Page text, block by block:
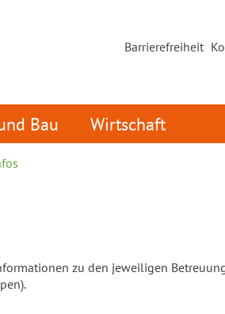
Barrierefreiheit
Bau Wirtschaft
zu den jeweiligen